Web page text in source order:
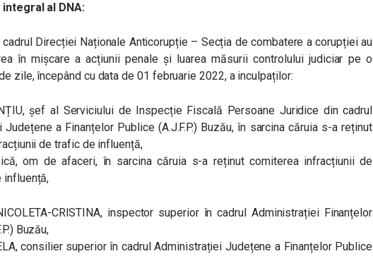
al DNA:
Direcției Naționale Anticorupție – Secția de combatere a corupției au
în mișcare a acțiunii penale și luarea măsurii controlului judiciar pe o
zile, începând cu data de 01 februarie 2022, a inculpaților:
șef al Serviciului de Inspecție Fiscală Persoane Juridice din cadrul
a Finanțelor Publice (A.J.F.P.) Buzău, în sarcina căruia s-a reținut
de trafic de influență,
om de afaceri, în sarcina căruia s-a reținut comiterea infracțiunii de
influență,
CRISTINA, inspector superior în cadrul Administrației Finanțelor
Buzău,
consilier superior în cadrul Administrației Județene a Finanțelor Publice